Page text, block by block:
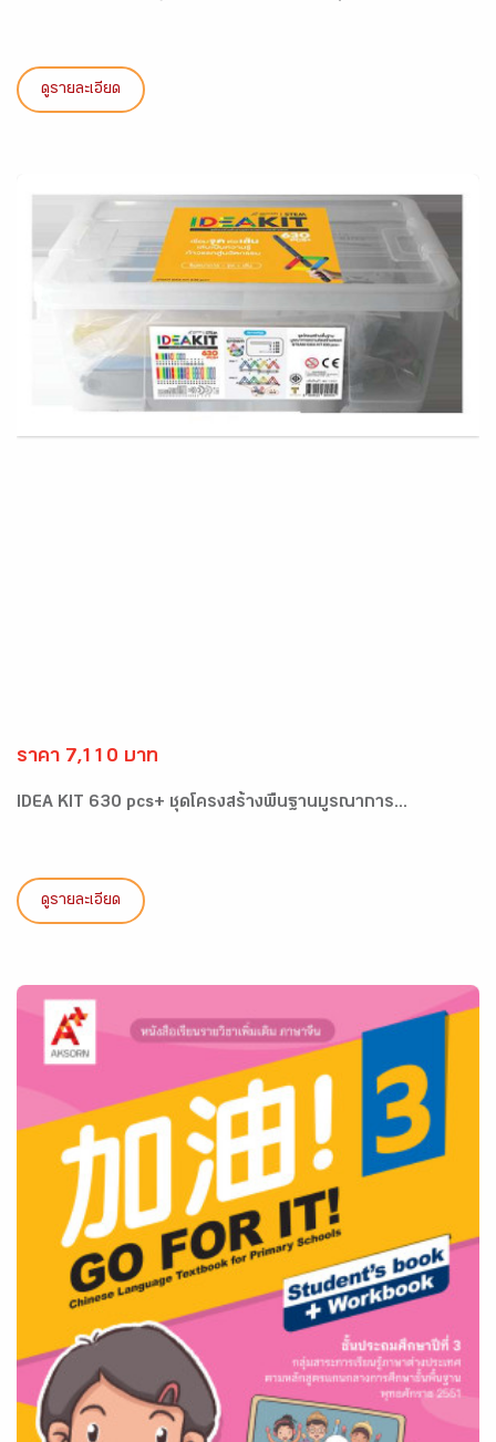
ดูรายละเอียด
ราคา 7,110 บาท
IDEA KIT 630 pcs+ ชุดโครงสร้างพื้นฐานบูรณาการ...
ดูรายละเอียด